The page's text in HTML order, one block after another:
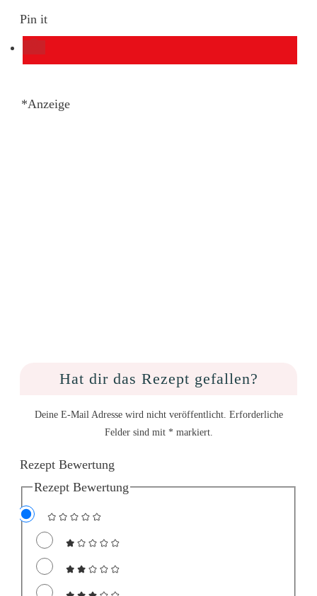
Pin it
*Anzeige
Hat dir das Rezept gefallen?
Deine E-Mail Adresse wird nicht veröffentlicht. Erforderliche
Felder sind mit * markiert.
Rezept Bewertung
Rezept Bewertung